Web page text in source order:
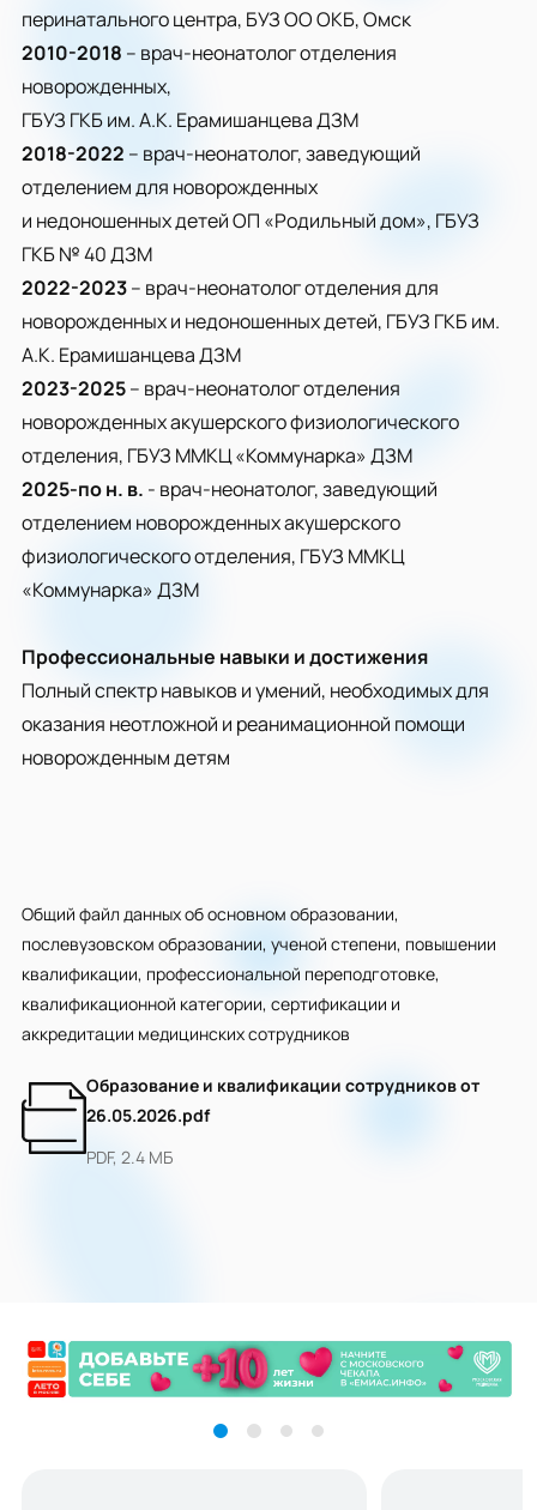
перинатального центра, БУЗ ОО ОКБ, Омск
2010-2018 – врач-неонатолог отделения
новорожденных,
ГБУЗ ГКБ им. А.К. Ерамишанцева ДЗМ
2018-2022 – врач-неонатолог, заведующий
отделением для новорожденных
и недоношенных детей ОП «Родильный дом», ГБУЗ
ГКБ № 40 ДЗМ
2022-2023– врач-неонатолог отделения для
новорожденных и недоношенных детей, ГБУЗ ГКБ им.
А.К. Ерамишанцева ДЗМ
2023-2025– врач-неонатолог отделения
новорожденных акушерского физиологического
отделения, ГБУЗ ММКЦ «Коммунарка» ДЗМ
2025-по н. в. - врач-неонатолог, заведующий
отделением новорожденных акушерского
физиологического отделения, ГБУЗ ММКЦ
«Коммунарка» ДЗМ
Профессиональные навыки и достижения
Полный спектр навыков и умений, необходимых для
оказания неотложной и реанимационной помощи
новорожденным детям
Общий файл данных об основном образовании,
послевузовском образовании, ученой степени, повышении
квалификации, профессиональной переподготовке,
квалификационной категории, сертификации и
аккредитации медицинских сотрудников
Образование и квалификации сотрудников от
26.05.2026.pdf
PDF, 2.4 МБ